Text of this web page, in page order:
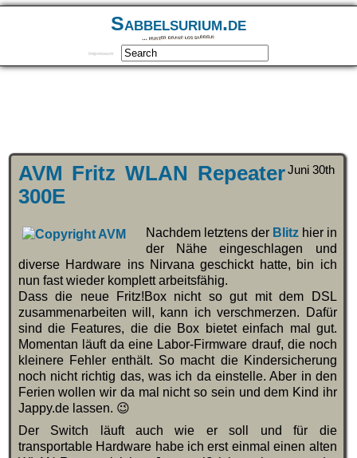
Sabbelsurium.de
… munter drauf los sabbeln
Impressum
Juni 30th
AVM Fritz WLAN Repeater
300E
Nachdem letztens der Blitzhier in
der Nähe eingeschlagen und
diverse Hardware ins Nirvana geschickt hatte, bin ich
nun fast wieder komplett arbeitsfähig.
Dass die neue Fritz!Box nicht so gut mit dem DSL
zusammenarbeiten will, kann ich verschmerzen. Dafür
sind die Features, die die Box bietet einfach mal gut.
Momentan läuft da eine Labor-Firmware drauf, die noch
kleinere Fehler enthält. So macht die Kindersicherung
noch nicht richtig das, was ich da einstelle. Aber in den
Ferien wollen wir da mal nicht so sein und dem Kind ihr
Jappy.de lassen. 😉
Der Switch läuft auch wie er soll und für die
transportable Hardware habe ich erst einmal einen alten